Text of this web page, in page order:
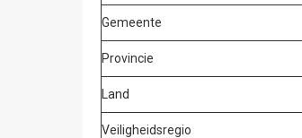
Gemeente
Provincie
Land
Veiligheidsregio